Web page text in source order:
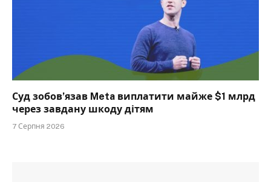
Суд зобов’язав Meta виплатити майже $1 млрд
через завдану шкоду дітям
7 Серпня 2026